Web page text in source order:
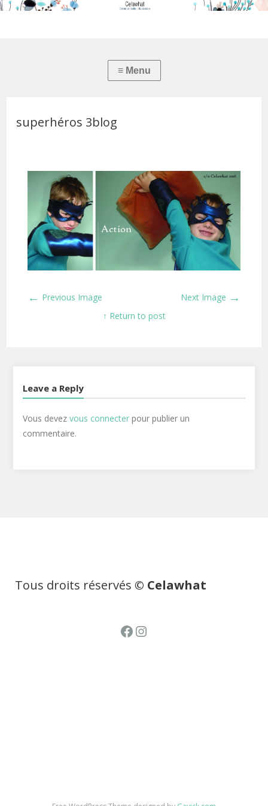
superhéros 3blog
← Previous Image Next Image →
↑ Return to post
Leave a Reply
Vous devez vous connecterpour publier un
commentaire.
Tous droits réservés © Celawhat
Facebook
Instagram